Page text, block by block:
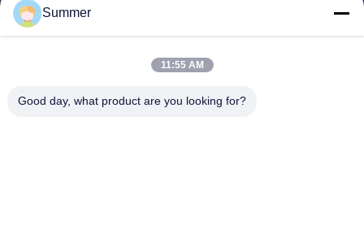
Adresse
Email
sale2@zhejiangyuhao.com
Summer
11:55 AM
Good day, what product are you looking for?